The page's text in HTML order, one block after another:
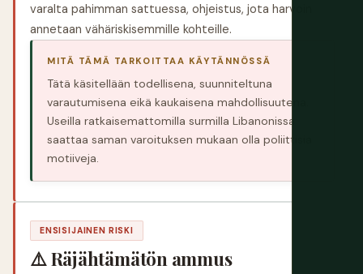
varalta pahimman sattuessa, ohjeistus, jota harvoin
annetaan vähäriskisemmille kohteille.
MITÄ TÄMÄ TARKOITTAA KÄYTÄNNÖSSÄ
Tätä käsitellään todellisena, suunniteltuna
varautumisena eikä kaukaisena mahdollisuutena.
Useilla ratkaisemattomilla surmilla Libanonissa
saattaa saman varoituksen mukaan olla poliittisia
motiiveja.
ENSISIJAINEN RISKI
⚠️ Räjähtämätön ammus